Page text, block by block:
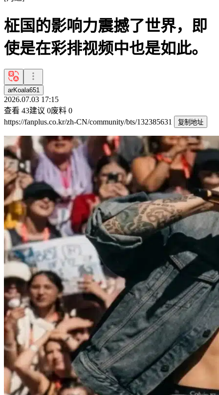
柾国的影响力震撼了世界，即
使是在彩排视频中也是如此。
arKoala651
2026.07.03 17:15
查看 43建议 0废料 0
https://fanplus.co.kr/zh-CN/community/bts/132385631
复制地址